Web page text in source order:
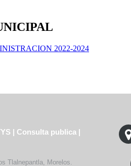
2022-2024
| Consulta publica |
Tlalnepantla, Morelos.